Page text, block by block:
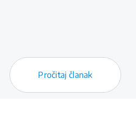
Pročitaj članak